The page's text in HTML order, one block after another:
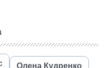
Олена Кудренко